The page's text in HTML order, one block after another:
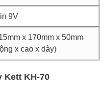
9V
x 170mm x 50mm
x cao x dày)
Kett KH-70